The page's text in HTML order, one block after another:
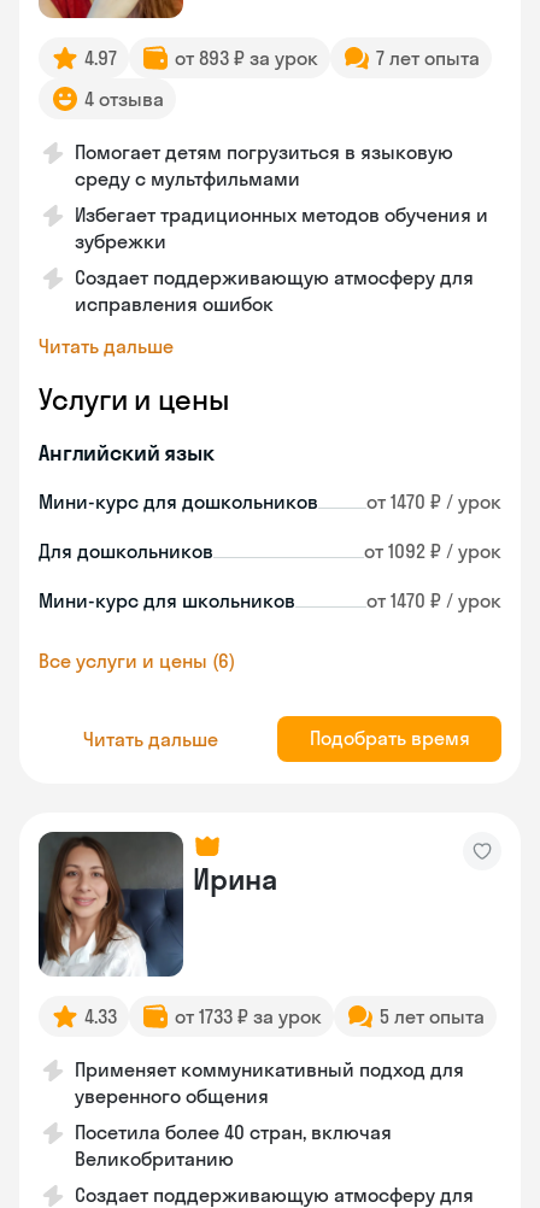
4.97 от 893 ₽ за урок
7 лет опыта
4 отзыва
Помогает детям погрузиться в языковую
среду с мультфильмами
Избегает традиционных методов обучения и
зубрежки
Создает поддерживающую атмосферу для
исправления ошибок
Читать дальше
Услуги и цены
Английский язык
Мини-курс для дошкольников от 1470 ₽ / урок
Для дошкольников от 1092 ₽ / урок
Мини-курс для школьников от 1470 ₽ / урок
Все услуги и цены (6)
Читать дальше Подобрать время
Ирина
4.33 от 1733 ₽ за урок 5 лет опыта
Применяет коммуникативный подход для
уверенного общения
Посетила более 40 стран, включая
Великобританию
Создает поддерживающую атмосферу для